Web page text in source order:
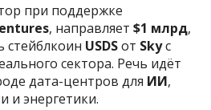
при поддержке
, направляет$1 млрд,
стейблкоин USDSот Skyс
сектора. Речь идёт
дата-центров для ИИ,
и энергетики.